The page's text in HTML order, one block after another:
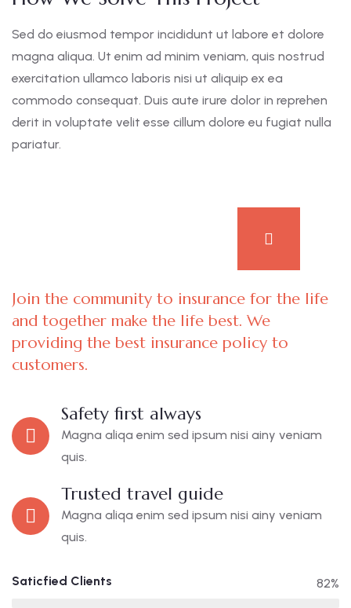
Sed do eiusmod tempor incididunt ut labore et dolore
magna aliqua. Ut enim ad minim veniam, quis nostrud
exercitation ullamco laboris nisi ut aliquip ex ea
commodo consequat. Duis aute irure dolor in reprehen
derit in voluptate velit esse cillum dolore eu fugiat nulla
pariatur.
Join the community to insurance for the life
and together make the life best. We
providing the best insurance policy to
customers.
Safety first always
Magna aliqa enim sed ipsum nisi ainy veniam
quis.
Trusted travel guide
Magna aliqa enim sed ipsum nisi ainy veniam
quis.
Saticfied Clients 82%